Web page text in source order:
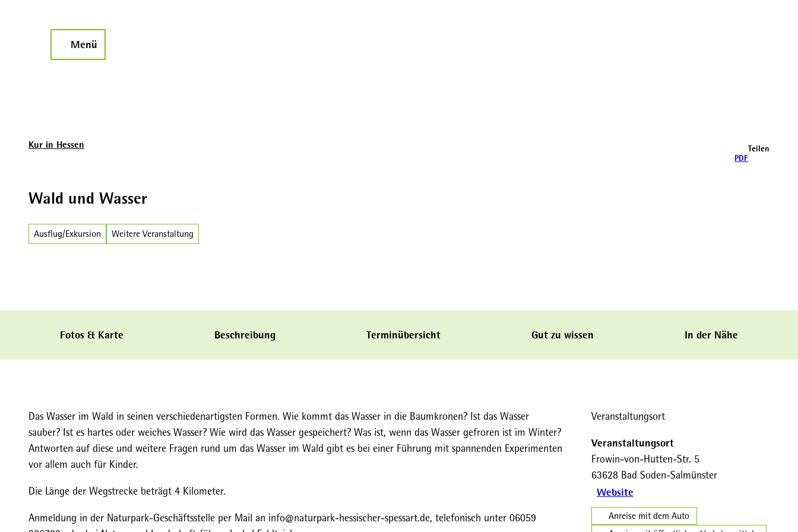
Menü
Kur in Hessen
PDF
Teilen
Wald und Wasser
Ausflug/Exkursion Weitere Veranstaltung
Fotos & Karte Beschreibung Terminübersicht Gut zu wissen In der Nähe
Das Wasser im Wald in seinen verschiedenartigsten Formen. Wie kommt das Wasser in die Baumkronen? Ist das Wasser
sauber? Ist es hartes oder weiches Wasser? Wie wird das Wasser gespeichert? Was ist, wenn das Wasser gefroren ist im Winter?
Antworten auf diese und weitere Fragen rund um das Wasser im Wald gibt es bei einer Führung mit spannenden Experimenten
vor allem auch für Kinder.
Die Länge der Wegstrecke beträgt 4 Kilometer.
Anmeldung in der Naturpark-Geschäftsstelle per Mail an info@naturpark-hessischer-spessart.de, telefonisch unter 06059
Veranstaltungsort
Veranstaltungsort
Frowin-von-Hutten-Str. 5
63628 Bad Soden-Salmünster
Website
Anreise mit dem Auto